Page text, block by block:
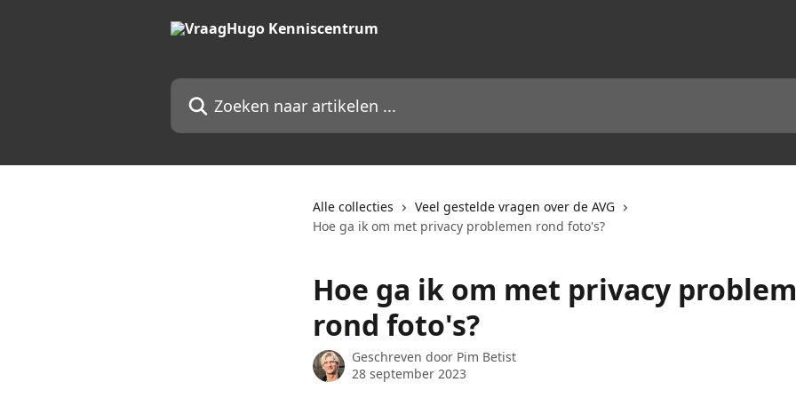
Zoeken naar artikelen ...
Alle collecties
Veel gestelde vragen over de AVG
Hoe ga ik om met privacy problemen rond foto's?
Hoe ga ik om met privacy
rond foto's?
Geschreven door Pim Betist
28 september 2023